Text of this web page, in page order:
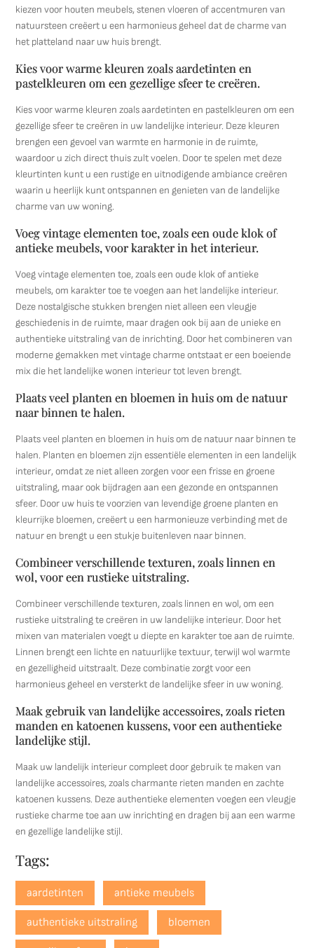
kiezen voor houten meubels, stenen vloeren of accentmuren van
natuursteen creëert u een harmonieus geheel dat de charme van
het platteland naar uw huis brengt.
Kies voor warme kleuren zoals aardetinten en
pastelkleuren om een gezellige sfeer te creëren.
Kies voor warme kleuren zoals aardetinten en pastelkleuren om een
gezellige sfeer te creëren in uw landelijke interieur. Deze kleuren
brengen een gevoel van warmte en harmonie in de ruimte,
waardoor u zich direct thuis zult voelen. Door te spelen met deze
kleurtinten kunt u een rustige en uitnodigende ambiance creëren
waarin u heerlijk kunt ontspannen en genieten van de landelijke
charme van uw woning.
Voeg vintage elementen toe, zoals een oude klok of
antieke meubels, voor karakter in het interieur.
Voeg vintage elementen toe, zoals een oude klok of antieke
meubels, om karakter toe te voegen aan het landelijke interieur.
Deze nostalgische stukken brengen niet alleen een vleugje
geschiedenis in de ruimte, maar dragen ook bij aan de unieke en
authentieke uitstraling van de inrichting. Door het combineren van
moderne gemakken met vintage charme ontstaat er een boeiende
mix die het landelijke wonen interieur tot leven brengt.
Plaats veel planten en bloemen in huis om de natuur
naar binnen te halen.
Plaats veel planten en bloemen in huis om de natuur naar binnen te
halen. Planten en bloemen zijn essentiële elementen in een landelijk
interieur, omdat ze niet alleen zorgen voor een frisse en groene
uitstraling, maar ook bijdragen aan een gezonde en ontspannen
sfeer. Door uw huis te voorzien van levendige groene planten en
kleurrijke bloemen, creëert u een harmonieuze verbinding met de
natuur en brengt u een stukje buitenleven naar binnen.
Combineer verschillende texturen, zoals linnen en
wol, voor een rustieke uitstraling.
Combineer verschillende texturen, zoals linnen en wol, om een
rustieke uitstraling te creëren in uw landelijke interieur. Door het
mixen van materialen voegt u diepte en karakter toe aan de ruimte.
Linnen brengt een lichte en natuurlijke textuur, terwijl wol warmte
en gezelligheid uitstraalt. Deze combinatie zorgt voor een
harmonieus geheel en versterkt de landelijke sfeer in uw woning.
Maak gebruik van landelijke accessoires, zoals rieten
manden en katoenen kussens, voor een authentieke
landelijke stijl.
Maak uw landelijk interieur compleet door gebruik te maken van
landelijke accessoires, zoals charmante rieten manden en zachte
katoenen kussens. Deze authentieke elementen voegen een vleugje
rustieke charme toe aan uw inrichting en dragen bij aan een warme
en gezellige landelijke stijl.
Tags:
aardetinten antieke meubels
authentieke uitstraling bloemen